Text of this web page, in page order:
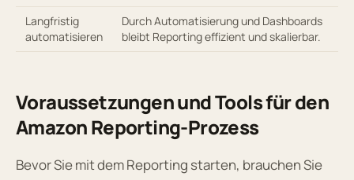
Langfristig
automatisieren
Durch Automatisierung und Dashboards
bleibt Reporting effizient und skalierbar.
Voraussetzungen und Tools für den
Amazon Reporting-Prozess
Bevor Sie mit dem Reporting starten, brauchen Sie